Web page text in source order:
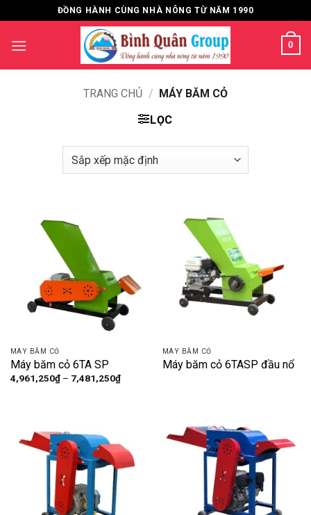
qua
nội
ĐỒNG HÀNH CÙNG NHÀ NÔNG TỪ NĂM 1990
0
TRANG CHỦ / MÁY BĂM CỎ
LỌC
MÁY BĂM CỎ
Máy băm cỏ 6TA SP
4,961,250₫ – 7,481,250₫Khoảng
giá:
MÁY BĂM CỎ
Máy băm cỏ 6TASP đầu nổ